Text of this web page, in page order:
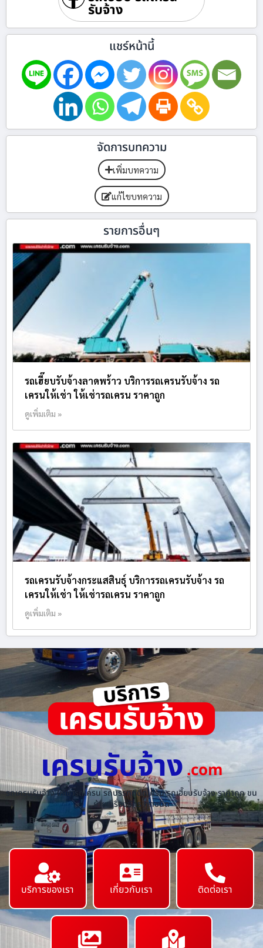
รับจ้าง
แชร์หน้านี้
จัดการบทความ
เพิ่มบทความ
แก้ไขบทความ
รายการอื่นๆ
รถเฮี๊ยบรับจ้างลาดพร้าว บริการรถเครนรับจ้าง รถ
เครนให้เช่า ให้เช่ารถเครน ราคาถูก
ดูเพิ่มเติม »
รถเครนรับจ้างกระแสสินธุ์ บริการรถเครนรับจ้าง รถ
เครนให้เช่า ให้เช่ารถเครน ราคาถูก
ดูเพิ่มเติม »
เครนรับจ้าง.com
รถเครนรับจ้าง ให้เช่ารถเครน รถบรรทุกติดเครน รถเฮี๊ยบรับจ้าง ราคาถูก ขน
ย้ายเครื่องจักร ทุกชนิด
บริการของเรา เกี่ยวกับเรา ติดต่อเรา